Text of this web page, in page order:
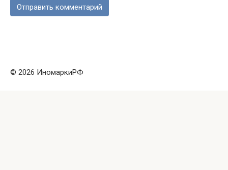
© 2026 ИномаркиРФ